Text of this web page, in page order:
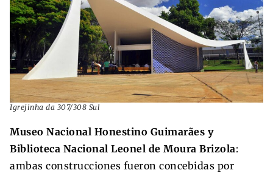
Igrejinha da 307/308 Sul
Museo Nacional Honestino Guimarães y
Biblioteca Nacional Leonel de Moura Brizola:
ambas construcciones fueron concebidas por